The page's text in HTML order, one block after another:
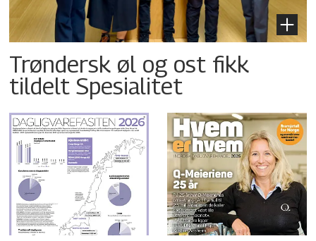
Trøndersk øl og ost fikk
tildelt Spesialitet